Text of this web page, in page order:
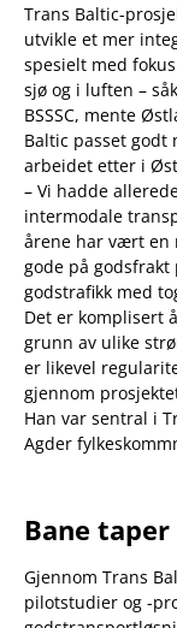
Trans Baltic-
utvikle et mer
spesielt med
sjø og i luften –
BSSSC, mente
Baltic passet godt
arbeidet etter i
– Vi hadde
intermodale
årene har vært en
gode på
godstrafikk med
Det er komplisert
grunn av ulike
er likevel
gjennom
Han var sentral i
Agder
Bane
Gjennom Trans
pilotstudier og -